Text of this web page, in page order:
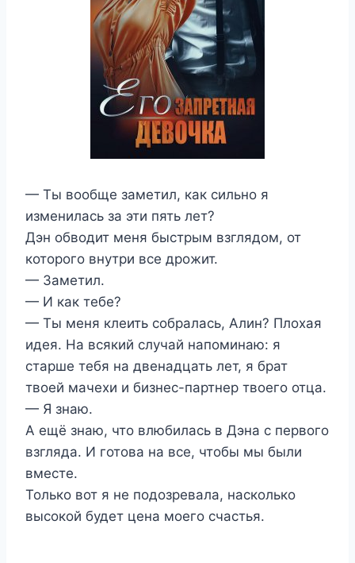
— Ты вообще заметил, как сильно я
изменилась за эти пять лет?
Дэн обводит меня быстрым взглядом, от
которого внутри все дрожит.
— Заметил.
— И как тебе?
— Ты меня клеить собралась, Алин? Плохая
идея. На всякий случай напоминаю: я
старше тебя на двенадцать лет, я брат
твоей мачехи и бизнес-партнер твоего отца.
— Я знаю.
А ещё знаю, что влюбилась в Дэна с первого
взгляда. И готова на все, чтобы мы были
вместе.
Только вот я не подозревала, насколько
высокой будет цена моего счастья.